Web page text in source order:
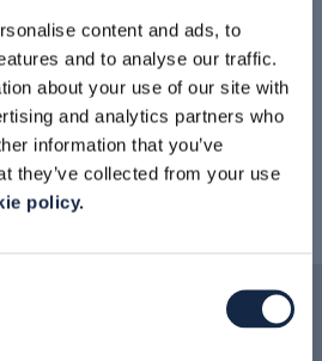
content and ads, to
and to analyse our traffic.
about your use of our site with
and analytics partners who
information that you’ve
they’ve collected from your use
policy.
ZAWORY GRZYBOWE